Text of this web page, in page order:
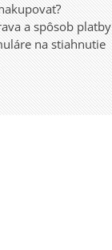
a spôsob platby
na stiahnutie